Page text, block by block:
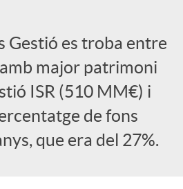
Gestió es troba entre
major patrimoni
ISR (510 MM€) i
de fons
que era del 27%.